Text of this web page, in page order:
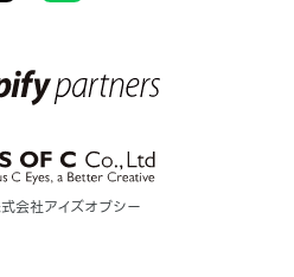
会社アイズオブシー